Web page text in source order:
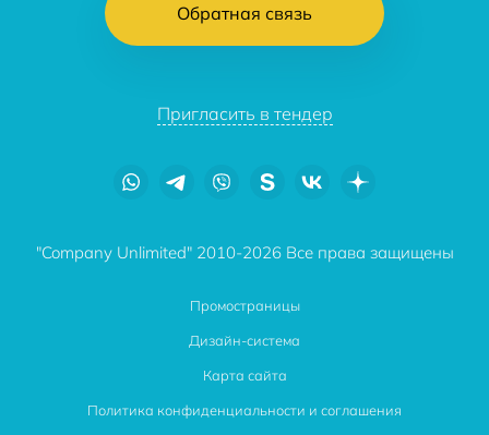
Обратная связь
Пригласить в тендер
"Company Unlimited" 2010-2026 Все права защищены
Промостраницы
Дизайн-система
Карта сайта
Политика конфиденциальности и соглашения